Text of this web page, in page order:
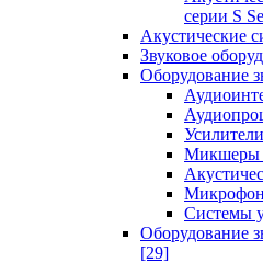
серии S
Акустические
Звуковое
Оборудование
Микшеры
Системы
Оборудование
[29]